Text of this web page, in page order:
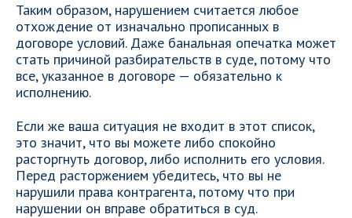
Таким образом, нарушением считается любое
отхождение от изначально прописанных в
договоре условий. Даже банальная опечатка может
стать причиной разбирательств в суде, потому что
все, указанное в договоре — обязательно к
исполнению.
Если же ваша ситуация не входит в этот список,
это значит, что вы можете либо спокойно
расторгнуть договор, либо исполнить его условия.
Перед расторжением убедитесь, что вы не
нарушили права контрагента, потому что при
нарушении он вправе обратиться в суд.